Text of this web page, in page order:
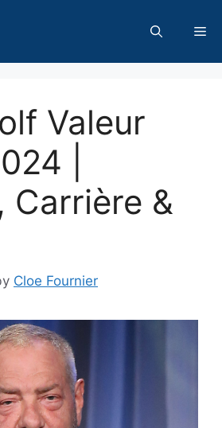
Valeur
|
Carrière &
Cloe Fournier